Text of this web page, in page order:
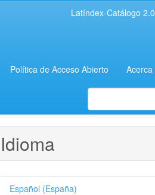
Latíndex-Catálogo 2.0
Política de Acceso Abierto Acerca
Idioma
Español (España)